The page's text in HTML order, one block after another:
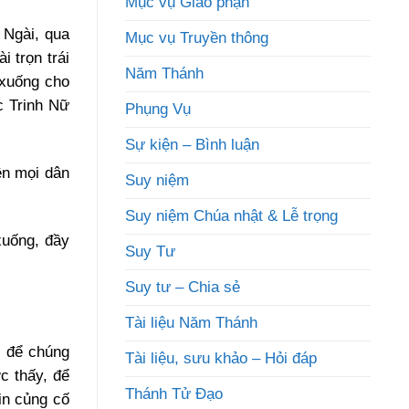
qua
trọn trái
cho
Trinh Nữ
mọi dân
đầy
để chúng
thấy, để
củng cố
Mục vụ Truyền thông
Năm Thánh
Phụng Vụ
Sự kiện – Bình luận
Suy niệm
Suy niệm Chúa nhật & Lễ trọng
Suy Tư
Suy tư – Chia sẻ
Tài liệu Năm Thánh
Tài liệu, sưu khảo – Hỏi đáp
Thánh Tử Đạo